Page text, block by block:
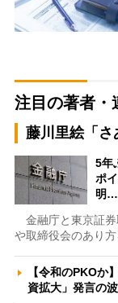
注目の著者・
藤川里絵「さ
5年
ポ
明…
金融庁と東京証券
や取締役会のあり
【令和のPKOか
資拡大」発言の